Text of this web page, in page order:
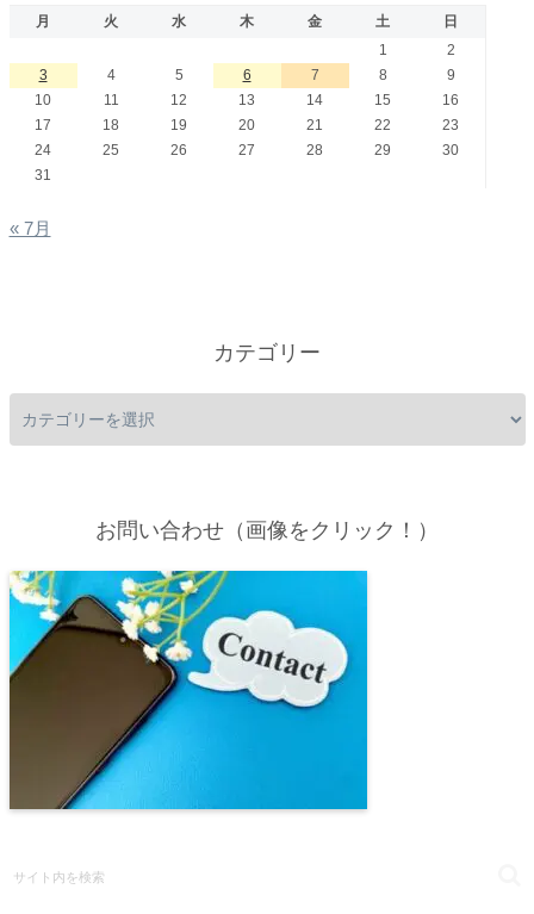
月 火 水 木 金 土
日
1
2
3
4 5 6 7 8
9
10
11 12 13 14 15
16
17
18 19 20 21 22
23
24
25 26 27 28 29
30
31
« 7月
カテゴリー
お問い合わせ（画像をクリック！）